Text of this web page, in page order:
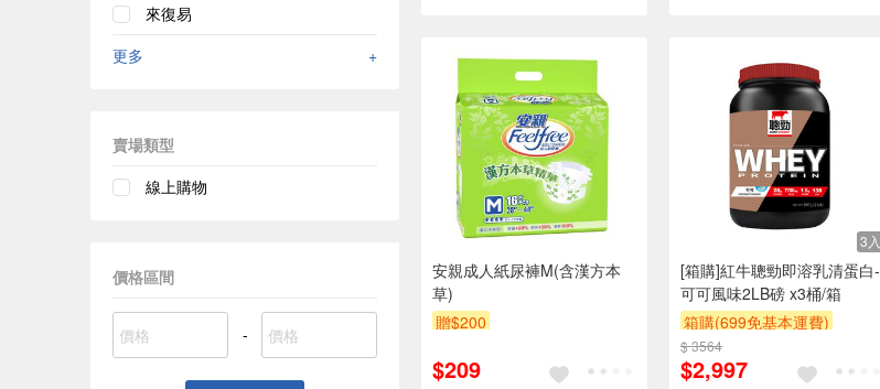
來復易
更多
+
賣場類型
線上購物
價格區間
-
安親成人紙尿褲M(含漢方本
草)
贈$200
$209
3入
[箱購]紅牛聰勁即溶乳清蛋白-
可可風味2LB磅 x3桶/箱
箱購(699免基本運費)
贈OPENPOINT
$ 3564
$2,997